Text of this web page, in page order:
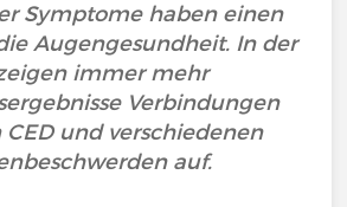
Symptome haben einen
Augengesundheit. In der
immer mehr
Verbindungen
und verschiedenen
auf.